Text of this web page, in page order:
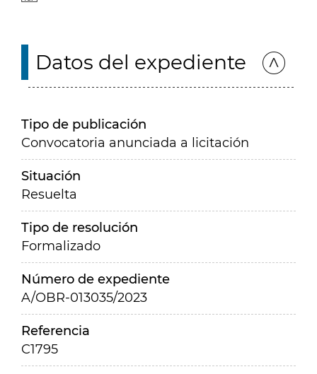
Datos del expediente
Tipo de publicación
Convocatoria anunciada a licitación
Situación
Resuelta
Tipo de resolución
Formalizado
Número de expediente
A/OBR-013035/2023
Referencia
C1795